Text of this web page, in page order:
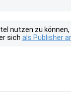
nutzen zu
sich als Publisher